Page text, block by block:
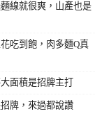
線就很爽，山產也是
吃到飽，肉多麵Q真
面積是招牌主打
牌，來過都說讚